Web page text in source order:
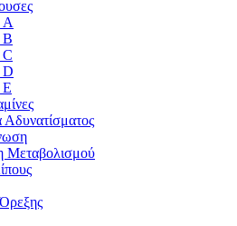
A
B
C
D
E
Μεταβολισμού